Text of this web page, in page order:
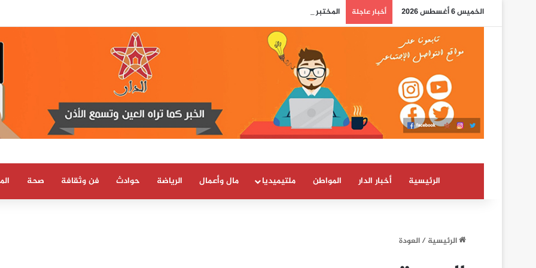
الخميس 6 أغسطس 2026 أخبار عاجلة المختبر الوطني للشرطة العلمية والتقنية يحصل على شهادة الاعتماد والمطابقة والجودة بالمعيار الدولي
الرئيسية أخبار الدار المواطن ملتيميديا مال وأعمال الرياضة حوادث فن وثقافة صحة
الرئيسية/العودة